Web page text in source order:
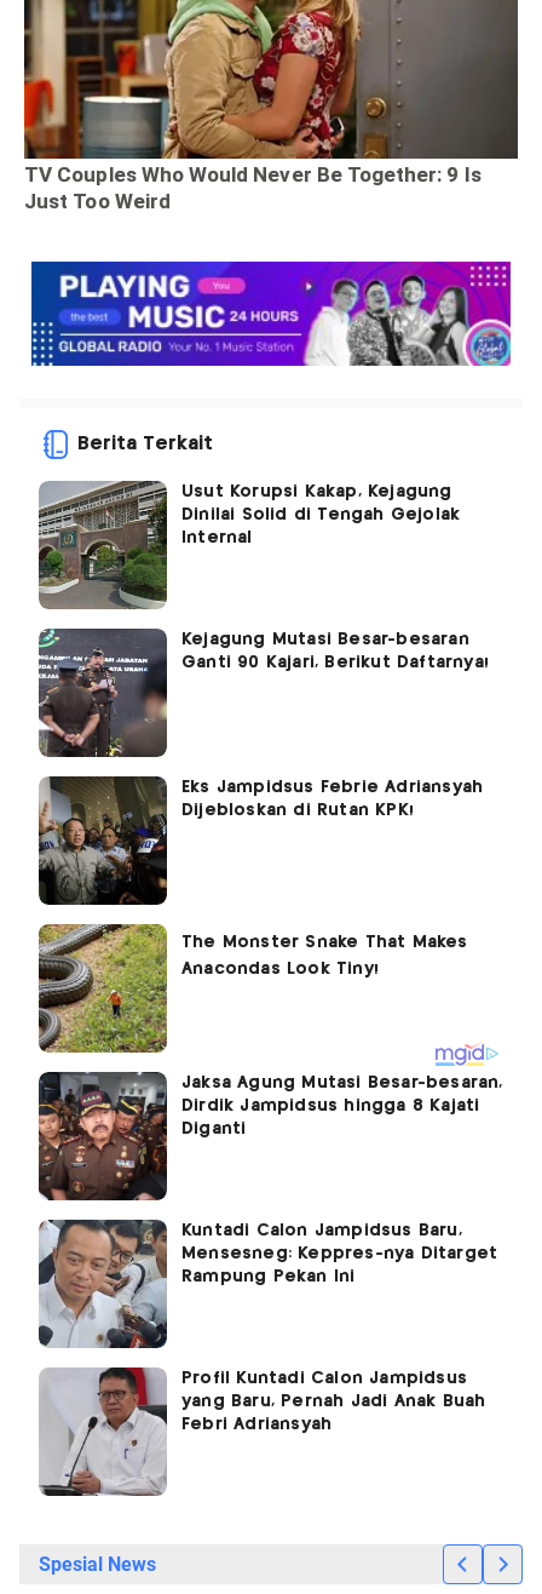
Berita Terkait
Usut Korupsi Kakap, Kejagung
Dinilai Solid di Tengah Gejolak
Internal
Kejagung Mutasi Besar-besaran
Ganti 90 Kajari, Berikut Daftarnya!
Eks Jampidsus Febrie Adriansyah
Dijebloskan di Rutan KPK!
Jaksa Agung Mutasi Besar-besaran,
Dirdik Jampidsus hingga 8 Kajati
Diganti
Kuntadi Calon Jampidsus Baru,
Mensesneg: Keppres-nya Ditarget
Rampung Pekan Ini
Profil Kuntadi Calon Jampidsus
yang Baru, Pernah Jadi Anak Buah
Febri Adriansyah